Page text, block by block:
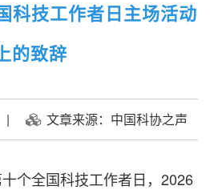
科技工作者日主场活动
的致辞
| 文章来源：中国科协之声
个全国科技工作者日，2026